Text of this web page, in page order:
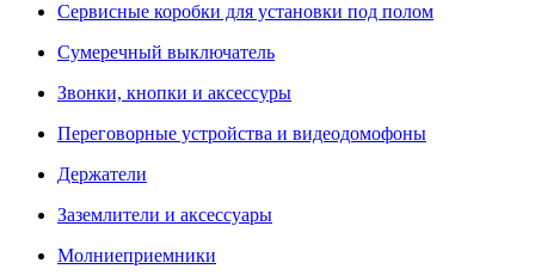
Сервисные коробки для установки под полом
Сумеречный выключатель
Звонки, кнопки и аксессуры
Переговорные устройства и видеодомофоны
Держатели
Заземлители и аксессуары
Молниеприемники